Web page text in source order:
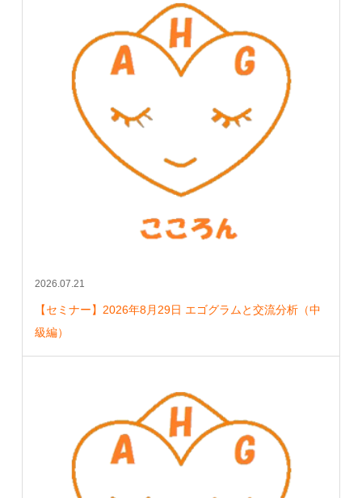
2026.07.21
【セミナー】2026年8月29日 エゴグラムと交流分析（中
級編）